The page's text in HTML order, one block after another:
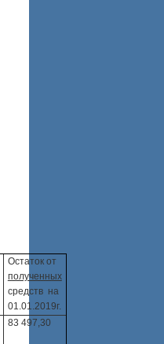
Остаток от
полученных
средств на
01.01.2019г.
83 497,30